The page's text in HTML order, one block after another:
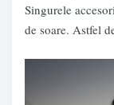
Singurele
de soare. Astfel